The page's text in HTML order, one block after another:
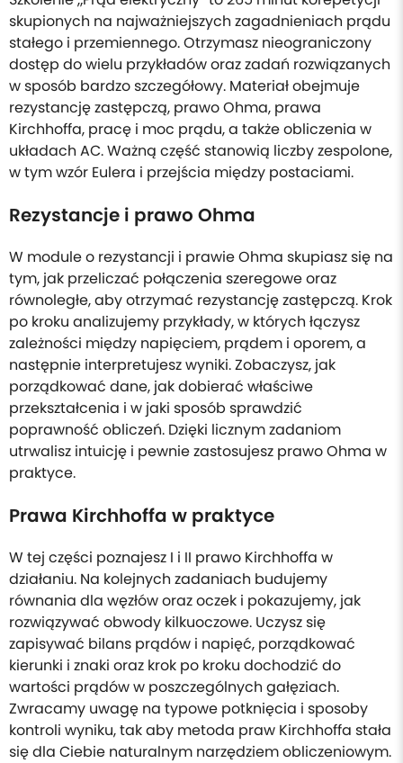
skupionych na najważniejszych zagadnieniach prądu
stałego i przemiennego. Otrzymasz nieograniczony
dostęp do wielu przykładów oraz zadań rozwiązanych
w sposób bardzo szczegółowy. Materiał obejmuje
rezystancję zastępczą, prawo Ohma, prawa
Kirchhoffa, pracę i moc prądu, a także obliczenia w
układach AC. Ważną część stanowią liczby zespolone,
w tym wzór Eulera i przejścia między postaciami.
Rezystancje i prawo Ohma
W module o rezystancji i prawie Ohma skupiasz się na
tym, jak przeliczać połączenia szeregowe oraz
równoległe, aby otrzymać rezystancję zastępczą. Krok
po kroku analizujemy przykłady, w których łączysz
zależności między napięciem, prądem i oporem, a
następnie interpretujesz wyniki. Zobaczysz, jak
porządkować dane, jak dobierać właściwe
przekształcenia i w jaki sposób sprawdzić
poprawność obliczeń. Dzięki licznym zadaniom
utrwalisz intuicję i pewnie zastosujesz prawo Ohma w
praktyce.
Prawa Kirchhoffa w praktyce
W tej części poznajesz I i II prawo Kirchhoffa w
działaniu. Na kolejnych zadaniach budujemy
równania dla węzłów oraz oczek i pokazujemy, jak
rozwiązywać obwody kilkuoczowe. Uczysz się
zapisywać bilans prądów i napięć, porządkować
kierunki i znaki oraz krok po kroku dochodzić do
wartości prądów w poszczególnych gałęziach.
Zwracamy uwagę na typowe potknięcia i sposoby
kontroli wyniku, tak aby metoda praw Kirchhoffa stała
się dla Ciebie naturalnym narzędziem obliczeniowym.